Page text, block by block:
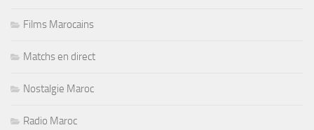
Films Marocains
Matchs en direct
Nostalgie Maroc
Radio Maroc